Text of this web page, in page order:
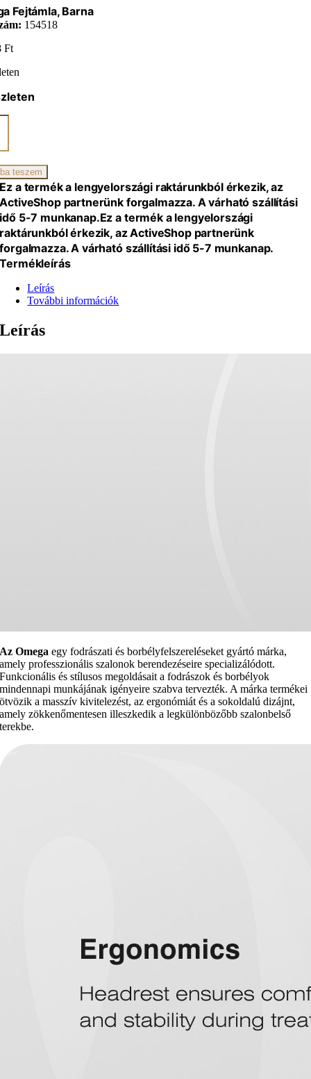
Fejtámla, Barna
154518
Ft
teszem
Ez a termék a lengyelországi raktárunkból érkezik, az
ActiveShop partnerünk forgalmazza. A várható szállítási
idő 5-7 munkanap.Ez a termék a lengyelországi
raktárunkból érkezik, az ActiveShop partnerünk
forgalmazza. A várható szállítási idő 5-7 munkanap.
Termékleírás
Leírás
További információk
Leírás
Az Omega egy fodrászati és borbélyfelszereléseket gyártó márka,
amely professzionális szalonok berendezéseire specializálódott.
Funkcionális és stílusos megoldásait a fodrászok és borbélyok
mindennapi munkájának igényeire szabva tervezték. A márka termékei
ötvözik a masszív kivitelezést, az ergonómiát és a sokoldalú dizájnt,
amely zökkenőmentesen illeszkedik a legkülönbözőbb szalonbelső
terekbe.